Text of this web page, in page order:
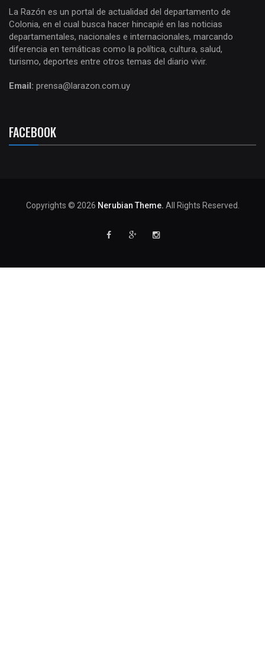
La Razón es un portal de actualidad del departamento de
Colonia, en el cual busca hacer hincapié en las noticias
departamentales, nacionales e internacionales, marcando
diferencia en temáticas como la política, cultura, salud,
turismo, deportes entre otros temas del diario vivir.
Email: prensa@larazon.com.uy
FACEBOOK
Copyrights © 2026 Nerubian Theme. All Rights Reserved.